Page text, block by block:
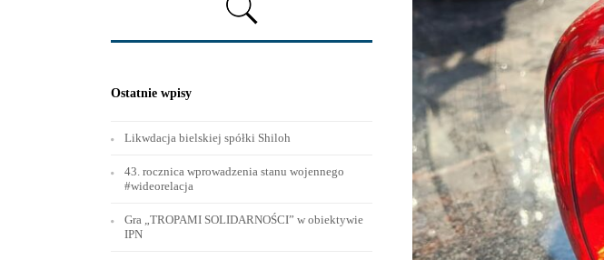
Ostatnie wpisy
Likwdacja bielskiej spółki Shiloh
43. rocznica wprowadzenia stanu wojennego
#wideorelacja
Gra „TROPAMI SOLIDARNOŚCI” w obiektywie
IPN